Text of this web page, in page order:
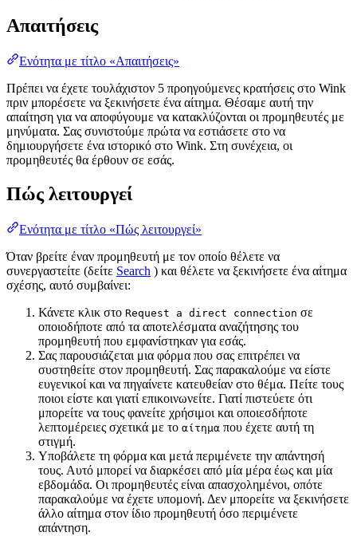
Απαιτήσεις
Ενότητα με τίτλο «Απαιτήσεις»
Πρέπει να έχετε τουλάχιστον 5 προηγούμενες κρατήσεις στο Wink
πριν μπορέσετε να ξεκινήσετε ένα αίτημα. Θέσαμε αυτή την
απαίτηση για να αποφύγουμε να κατακλύζονται οι προμηθευτές με
μηνύματα. Σας συνιστούμε πρώτα να εστιάσετε στο να
δημιουργήσετε ένα ιστορικό στο Wink. Στη συνέχεια, οι
προμηθευτές θα έρθουν σε εσάς.
Πώς λειτουργεί
Ενότητα με τίτλο «Πώς λειτουργεί»
Όταν βρείτε έναν προμηθευτή με τον οποίο θέλετε να
συνεργαστείτε (δείτε Search ) και θέλετε να ξεκινήσετε ένα αίτημα
σχέσης, αυτό συμβαίνει:
Κάνετε κλικ στο Request a direct connection σε
οποιοδήποτε από τα αποτελέσματα αναζήτησης του
προμηθευτή που εμφανίστηκαν για εσάς.
Σας παρουσιάζεται μια φόρμα που σας επιτρέπει να
συστηθείτε στον προμηθευτή. Σας παρακαλούμε να είστε
ευγενικοί και να πηγαίνετε κατευθείαν στο θέμα. Πείτε τους
ποιοι είστε και γιατί επικοινωνείτε. Γιατί πιστεύετε ότι
μπορείτε να τους φανείτε χρήσιμοι και οποιεσδήποτε
λεπτομέρειες σχετικά με το αίτημα που έχετε αυτή τη
στιγμή.
Υποβάλετε τη φόρμα και μετά περιμένετε την απάντησή
τους. Αυτό μπορεί να διαρκέσει από μία μέρα έως και μία
εβδομάδα. Οι προμηθευτές είναι απασχολημένοι, οπότε
παρακαλούμε να έχετε υπομονή. Δεν μπορείτε να ξεκινήσετε
άλλο αίτημα στον ίδιο προμηθευτή όσο περιμένετε
απάντηση.